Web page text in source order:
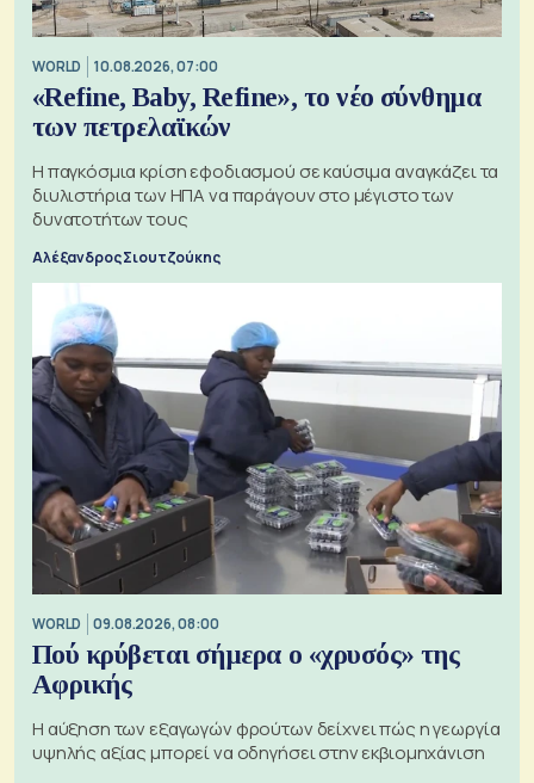
WORLD 10.08.2026, 07:00
«Refine, Baby, Refine», το νέο σύνθημα
των πετρελαϊκών
Η παγκόσμια κρίση εφοδιασμού σε καύσιμα αναγκάζει τα
διυλιστήρια των ΗΠΑ να παράγουν στο μέγιστο των
δυνατοτήτων τους
Αλέξανδρος Σιουτζούκης
WORLD 09.08.2026, 08:00
Πού κρύβεται σήμερα ο «χρυσός» της
Αφρικής
Η αύξηση των εξαγωγών φρούτων δείχνει πώς η γεωργία
υψηλής αξίας μπορεί να οδηγήσει στην εκβιομηχάνιση